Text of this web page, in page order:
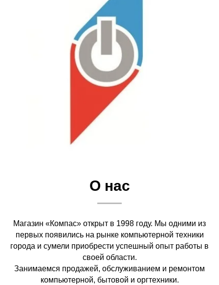
О нас
Магазин «Компас» открыт в 1998 году. Мы одними из
первых появились на рынке компьютерной техники
города и сумели приобрести успешный опыт работы в
своей области.
Занимаемся продажей, обслуживанием и ремонтом
компьютерной, бытовой и оргтехники.